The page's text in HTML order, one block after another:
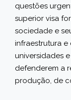
questões
superior visa
sociedade e
infraestrutura
universidades
defenderem a
produção, de